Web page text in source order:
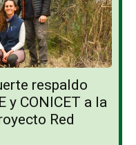
respaldo
y CONICET a la
Red